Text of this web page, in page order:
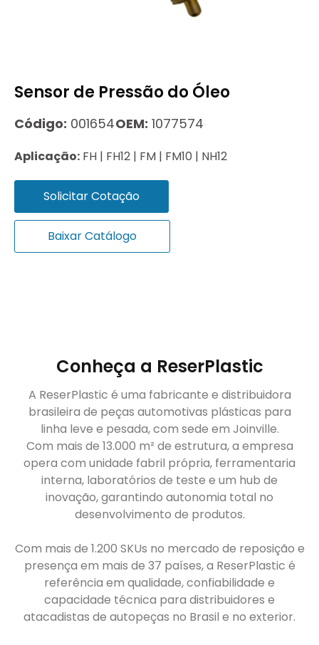
Sensor de Pressão do Óleo
Código: 001654OEM: 1077574
Aplicação: FH | FH12 | FM | FM10 | NH12
Solicitar Cotação
Baixar Catálogo
Conheça a ReserPlastic
A ReserPlastic é uma fabricante e distribuidora
brasileira de peças automotivas plásticas para
linha leve e pesada, com sede em Joinville.
Com mais de 13.000 m² de estrutura, a empresa
opera com unidade fabril própria, ferramentaria
interna, laboratórios de teste e um hub de
inovação, garantindo autonomia total no
desenvolvimento de produtos.
Com mais de 1.200 SKUs no mercado de reposição e
presença em mais de 37 países, a ReserPlastic é
referência em qualidade, confiabilidade e
capacidade técnica para distribuidores e
atacadistas de autopeças no Brasil e no exterior.